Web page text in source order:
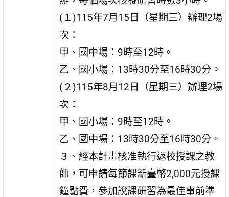
(１)115年7月15日（星期三）辦理2場
次：
甲、國中場：9時至12時。
乙、國小場：13時30分至16時30分。
(２)115年8月12日（星期三）辦理2場
次：
甲、國小場：9時至12時。
乙、國中場：13時30分至16時30分。
３、經本計畫核准執行返校授課之教
師，可申請每節課新臺幣2,000元授課
鐘點費，參加說課研習為最佳事前準